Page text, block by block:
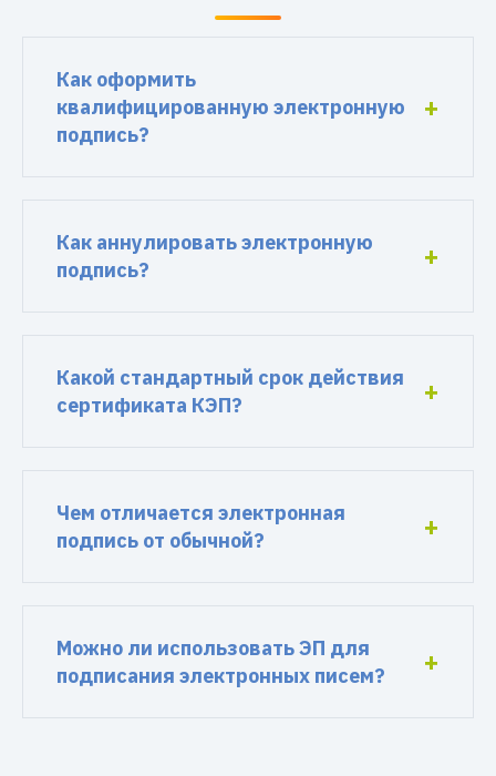
Как оформить
квалифицированную электронную
подпись?
Как аннулировать электронную
подпись?
Какой стандартный срок действия
сертификата КЭП?
Чем отличается электронная
подпись от обычной?
Можно ли использовать ЭП для
подписания электронных писем?